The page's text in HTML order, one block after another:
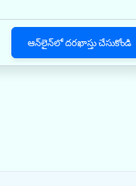
ఆన్‌లైన్‌లో దరఖాస్తు చేసుకోండి